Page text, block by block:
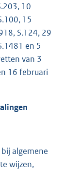
10
15
S.124, 29
en 5
van 3
16 februari
algemene
wijzen,